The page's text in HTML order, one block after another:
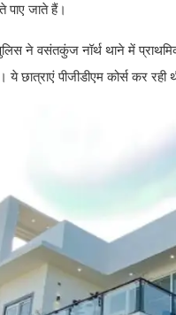
पाए जाते हैं।
पुलिस ने वसंतकुंज नॉर्थ थाने में
पीजीडीएम कोर्स कर रही